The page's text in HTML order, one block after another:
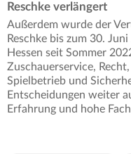
Reschke verlängert
Außerdem wurde der
Reschke bis zum 30.
Hessen seit Sommer
Zuschauerservice,
Spielbetrieb und
Entscheidungen weiter
Erfahrung und hohe